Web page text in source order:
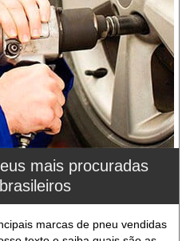
mais procuradas
marcas de pneu vendidas